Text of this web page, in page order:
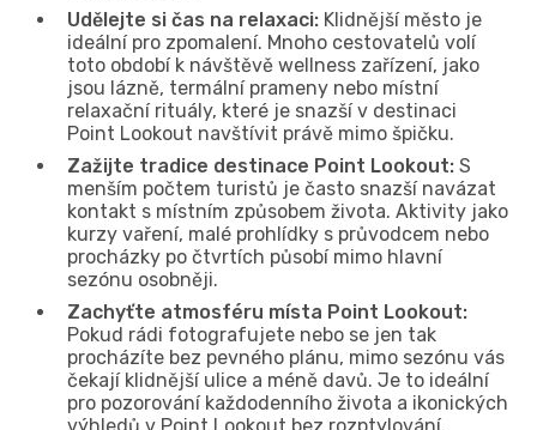
Udělejte si čas na relaxaci: Klidnější město je
ideální pro zpomalení. Mnoho cestovatelů volí
toto období k návštěvě wellness zařízení, jako
jsou lázně, termální prameny nebo místní
relaxační rituály, které je snazší v destinaci
Point Lookout navštívit právě mimo špičku.
Zažijte tradice destinace Point Lookout: S
menším počtem turistů je často snazší navázat
kontakt s místním způsobem života. Aktivity jako
kurzy vaření, malé prohlídky s průvodcem nebo
procházky po čtvrtích působí mimo hlavní
sezónu osobněji.
Zachyťte atmosféru místa Point Lookout:
Pokud rádi fotografujete nebo se jen tak
procházíte bez pevného plánu, mimo sezónu vás
čekají klidnější ulice a méně davů. Je to ideální
pro pozorování každodenního života a ikonických